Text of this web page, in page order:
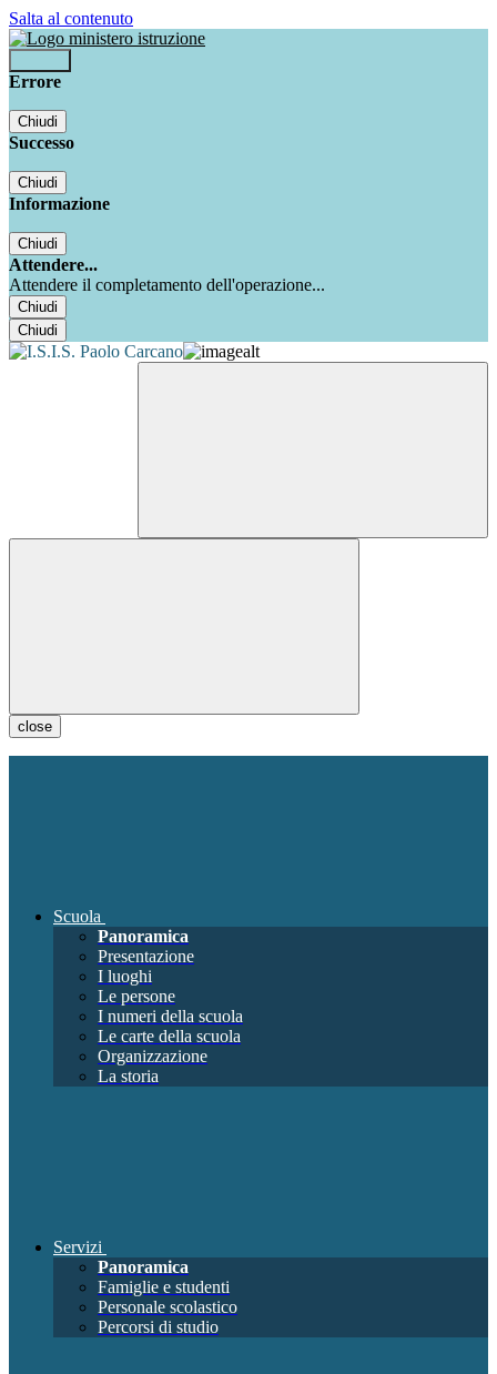
Salta al contenuto
Errore
Chiudi
Successo
Chiudi
Informazione
Chiudi
Attendere...
Attendere il completamento dell'operazione...
Chiudi
Chiudi
close
Scuola
Panoramica
Presentazione
I luoghi
Le persone
I numeri della scuola
Le carte della scuola
Organizzazione
La storia
Servizi
Panoramica
Famiglie e studenti
Personale scolastico
Percorsi di studio